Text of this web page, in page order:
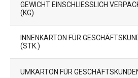
GEWICHT EINSCHLIESSLICH
KG)
INNENKARTON FÜR
(STK.)
UMKARTON FÜR